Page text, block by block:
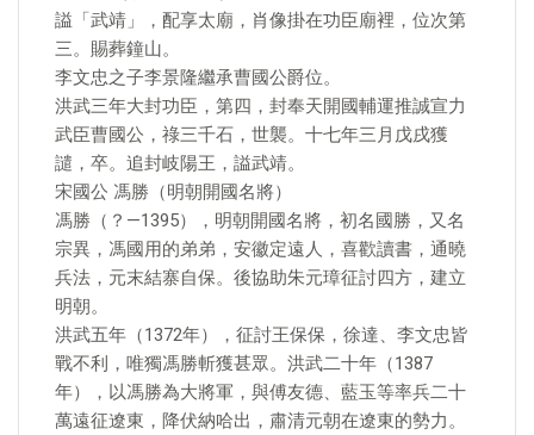
謚「武靖」，配享太廟，肖像掛在功臣廟裡，位次第
三。賜葬鐘山。
李文忠之子李景隆繼承曹國公爵位。
洪武三年大封功臣，第四，封奉天開國輔運推誠宣力
武臣曹國公，祿三千石，世襲。十七年三月戊戌獲
譴，卒。追封岐陽王，謚武靖。
宋國公 馮勝（明朝開國名將）
馮勝（？—1395），明朝開國名將，初名國勝，又名
宗異，馮國用的弟弟，安徽定遠人，喜歡讀書，通曉
兵法，元末結寨自保。後協助朱元璋征討四方，建立
明朝。
洪武五年（1372年），征討王保保，徐達、李文忠皆
戰不利，唯獨馮勝斬獲甚眾。洪武二十年（1387
年），以馮勝為大將軍，與傅友德、藍玉等率兵二十
萬遠征遼東，降伏納哈出，肅清元朝在遼東的勢力。